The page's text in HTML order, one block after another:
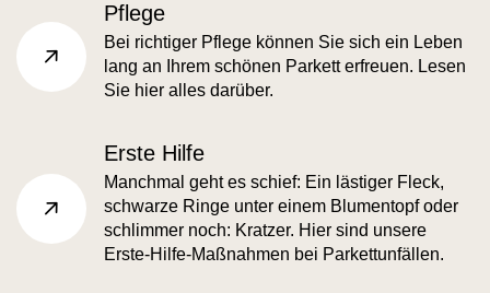
faq-category.read more
Pflege
Bei richtiger Pflege können Sie sich ein Leben
lang an Ihrem schönen Parkett erfreuen. Lesen
Sie hier alles darüber.
faq-category.read more
Erste Hilfe
Manchmal geht es schief: Ein lästiger Fleck,
schwarze Ringe unter einem Blumentopf oder
schlimmer noch: Kratzer. Hier sind unsere
Erste-Hilfe-Maßnahmen bei Parkettunfällen.